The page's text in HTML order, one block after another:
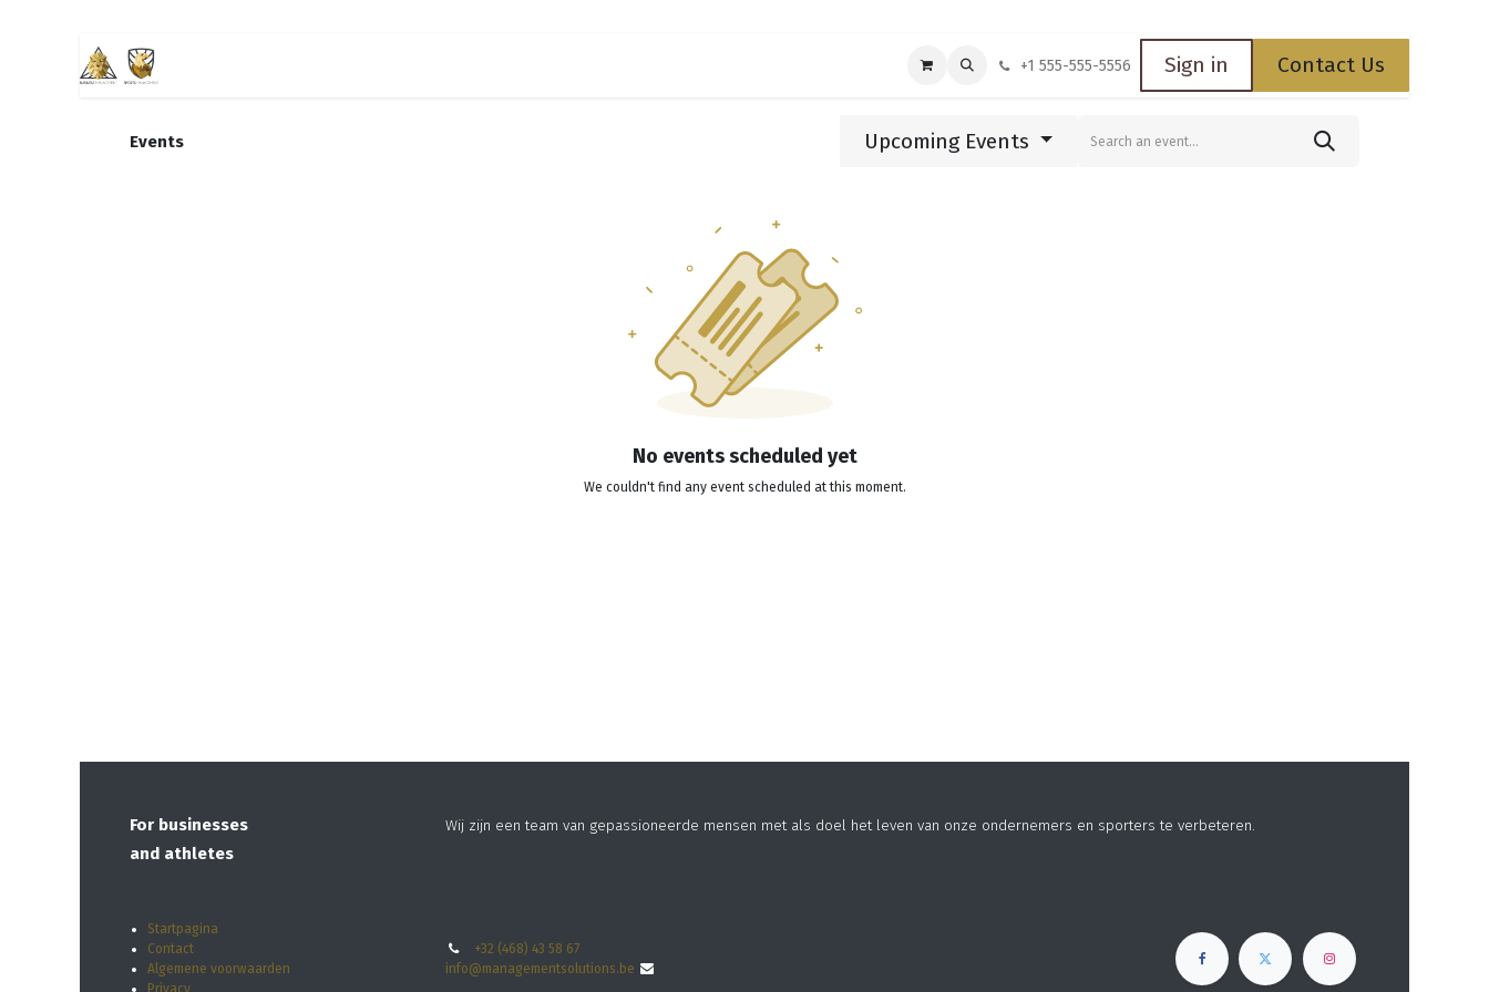
Appointment +1 555-555-5556 Sign in Contact Us
Events Upcoming Events
No events scheduled yet
We couldn't find any event scheduled at this moment.
For businesses
and athletes
Wij zijn een team van gepassioneerde mensen met als doel het leven van onze ondernemers en sporters te verbeteren.
Startpagina
Contact
Algemene voorwaarden
Privacy
+32 (468) 43 58 67
info@managementsolutions.be